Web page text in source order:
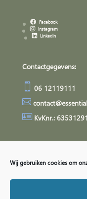
Wij gebruiken cookies om
Facebook
Instagram
LinkedIn
Contactgegevens:
 06 12119111

KvKnr.: 63531291
Privacyverklaring